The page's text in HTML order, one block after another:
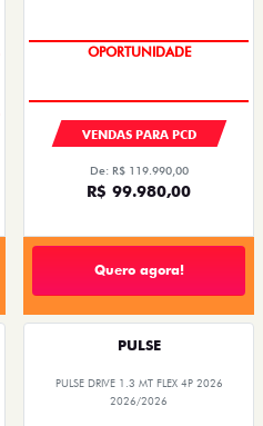
OPORTUNIDADE
VENDAS PARA PCD
De: R$ 119.990,00
R$ 99.980,00
Quero agora!
PULSE
PULSE DRIVE 1.3 MT FLEX 4P 2026
2026/2026